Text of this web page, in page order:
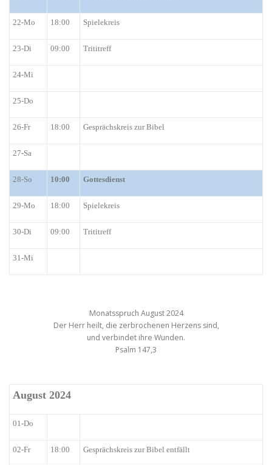
22-Mo 18:00 Spielekreis
23-Di 09:00 Trititreff
24-Mi
25-Do
26-Fr 18:00 Gesprächskreis zur Bibel
27-Sa
28-So 10:00 Gottesdienst
29-Mo 18:00 Spielekreis
30-Di 09:00 Trititreff
31-Mi
Monatsspruch August 2024
Der Herr heilt, die zerbrochenen Herzens sind,
und verbindet ihre Wunden.
Psalm 147,3
August 2024
01-Do
02-Fr 18:00 Gesprächskreis zur Bibel entfällt